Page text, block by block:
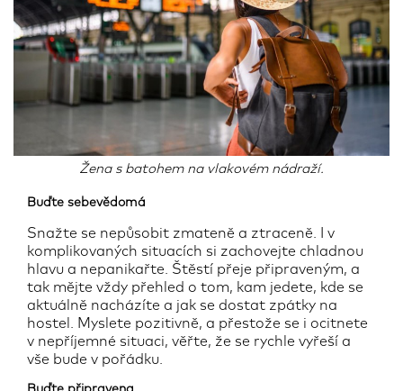
Žena s batohem na vlakovém nádraží.
Buďte sebevědomá
Snažte se nepůsobit zmateně a ztraceně. I v
komplikovaných situacích si zachovejte chladnou
hlavu a nepanikařte. Štěstí přeje připraveným, a
tak mějte vždy přehled o tom, kam jedete, kde se
aktuálně nacházíte a jak se dostat zpátky na
hostel. Myslete pozitivně, a přestože se i ocitnete
v nepříjemné situaci, věřte, že se rychle vyřeší a
vše bude v pořádku.